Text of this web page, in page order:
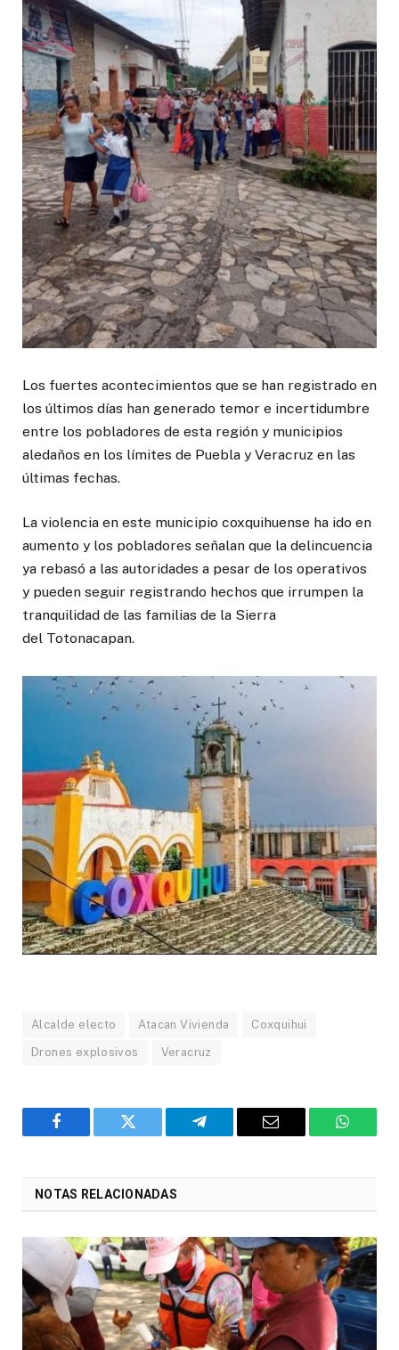
Los fuertes acontecimientos que se han registrado en
los últimos días han generado temor e incertidumbre
entre los pobladores de esta región y municipios
aledaños en los límites de Puebla y Veracruz en las
últimas fechas.
La violencia en este municipio coxquihuense ha ido en
aumento y los pobladores señalan que la delincuencia
ya rebasó a las autoridades a pesar de los operativos
y pueden seguir registrando hechos que irrumpen la
tranquilidad de las familias de la Sierra
del Totonacapan.
Alcalde electo Atacan Vivienda Coxquihui
Drones explosivos Veracruz
Facebook Twitter Telegram Email
NOTAS RELACIONADAS